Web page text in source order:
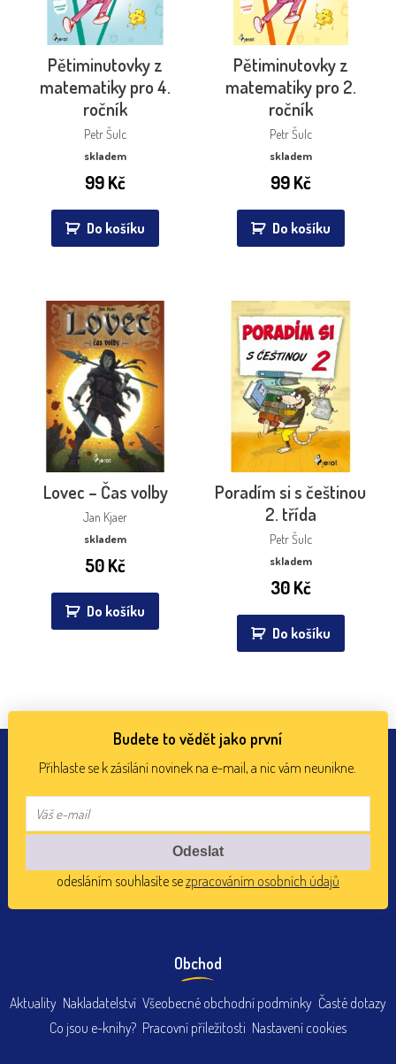
Pětiminutovky z
matematiky pro 4.
ročník
Petr Šulc
skladem
99Kč
Do košíku
Pětiminutovky z
matematiky pro 2.
ročník
Petr Šulc
skladem
99Kč
Do košíku
Lovec – Čas volby
Jan Kjaer
skladem
50Kč
Do košíku
Poradím si s češtinou
2. třída
Petr Šulc
skladem
30Kč
Do košíku
Budete to vědět jako první
Přihlaste se k zásílání novinek na e-mail, a nic vám neunikne.
odesláním souhlasíte sezpracováním osobních údajů
Obchod
Aktuality Nakladatelství Všeobecné obchodní podmínky Časté dotazy
Co jsou e-knihy? Pracovní příležitosti Nastavení cookies